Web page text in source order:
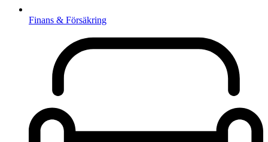
Finans & Försäkring